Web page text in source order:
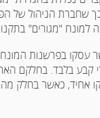
שחברת הניהול של
"מגורים"
בפרשנות
בלבד. בחלקם
אחיד, כאשר בחלק